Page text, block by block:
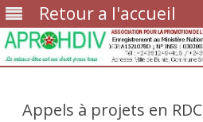
Retour a l'accueil
Appels à projets en RDC